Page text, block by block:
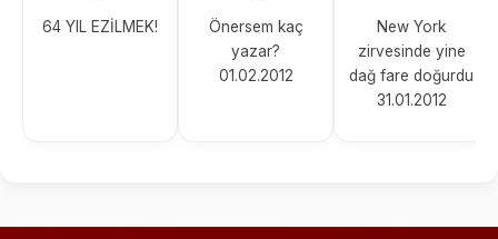
64 YIL EZİLMEK!
Önersem kaç
yazar?
01.02.2012
New York
zirvesinde yine
dağ fare doğurdu
31.01.2012